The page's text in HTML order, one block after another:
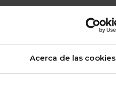
Acerca de las cookies